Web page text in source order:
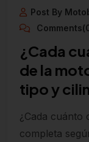
Post By
¿Cada
de la
tipo y
¿Cada cuánto
completa